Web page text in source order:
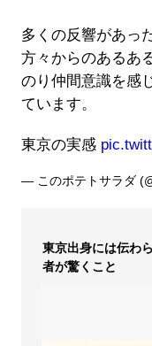
多くの反響があっ
方々からのあるあ
のり仲間意識を感
ています。
東京の実感
— このポテトサラダ
東京出身には伝わ
者が驚くこと